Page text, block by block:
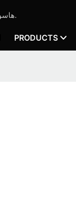
هاسونغ - شركة متخصصة في تصنيع آلات صب المجوهرات ومعدات صب الذهب منذ عام 2019.
PRODUCTS